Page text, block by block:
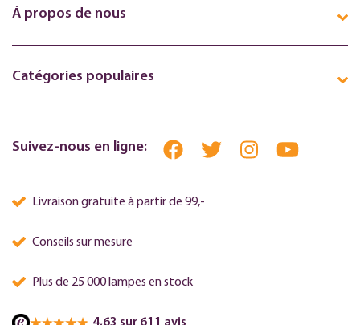
Á propos de nous
Catégories populaires
Suivez-nous en ligne:
Livraison gratuite à partir de 99,-
Conseils sur mesure
Plus de 25 000 lampes en stock